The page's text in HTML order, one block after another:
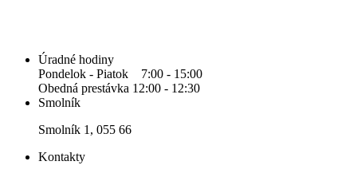
Úradné hodiny
Pondelok - Piatok 7:00 - 15:00
Obedná prestávka 12:00 - 12:30
Smolník
Smolník 1, 055 66
Kontakty